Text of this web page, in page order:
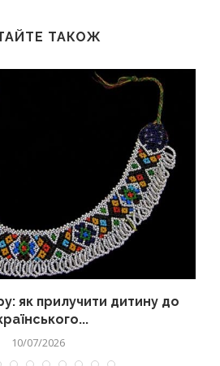
ТАКОЖ
як прилучити дитину до
10/07/2026